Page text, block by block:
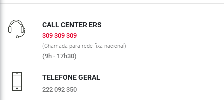
CALL CENTER ERS
309 309 309
(Chamada para rede fixa nacional)
(9h - 17h30)
TELEFONE GERAL
222 092 350